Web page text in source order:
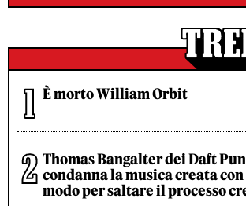
È morto William Orbit
Thomas Bangalter dei Daft
condanna la musica creata con
modo per saltare il processo